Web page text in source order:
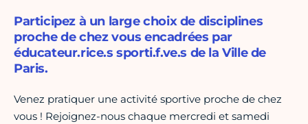
Participez à un large choix de disciplines
proche de chez vous encadrées par
éducateur.rice.s sporti.f.ve.s de la Ville de
Paris.
Venez pratiquer une activité sportive proche de chez
vous ! Rejoignez-nous chaque mercredi et samedi